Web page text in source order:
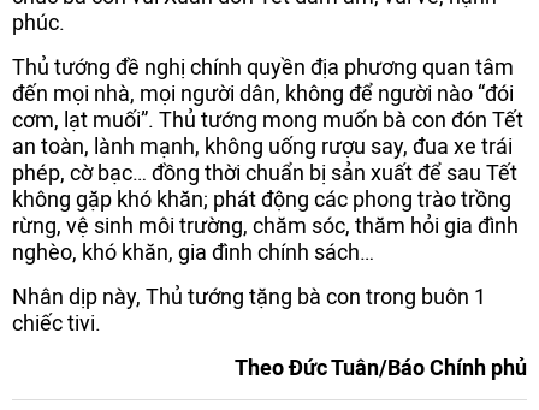
phúc.
Thủ tướng đề nghị chính quyền địa phương quan tâm
đến mọi nhà, mọi người dân, không để người nào “đói
cơm, lạt muối”. Thủ tướng mong muốn bà con đón Tết
an toàn, lành mạnh, không uống rượu say, đua xe trái
phép, cờ bạc… đồng thời chuẩn bị sản xuất để sau Tết
không gặp khó khăn; phát động các phong trào trồng
rừng, vệ sinh môi trường, chăm sóc, thăm hỏi gia đình
nghèo, khó khăn, gia đình chính sách…
Nhân dịp này, Thủ tướng tặng bà con trong buôn 1
chiếc tivi.
Theo Đức Tuân/Báo Chính phủ